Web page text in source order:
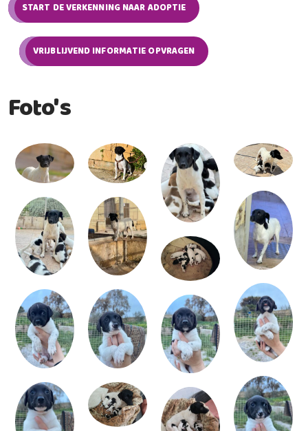
START DE VERKENNING NAAR ADOPTIE
VRIJBLIJVEND INFORMATIE OPVRAGEN
Foto's